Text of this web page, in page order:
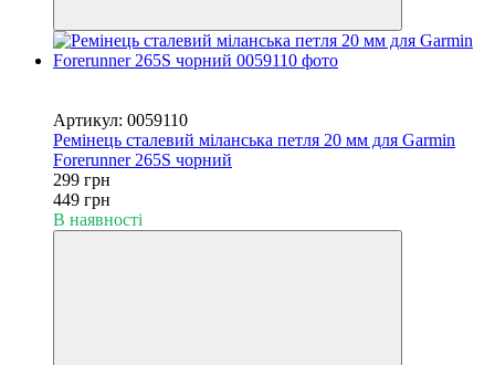
Артикул: 0059110
Ремінець сталевий міланська петля 20 мм для Garmin
Forerunner 265S чорний
299 грн
449 грн
В наявності